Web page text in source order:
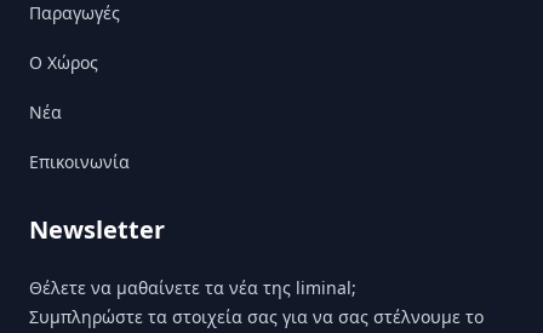
Παραγωγές
Ο Χώρος
Nέα
Επικοινωνία
Newsletter
Θέλετε να μαθαίνετε τα νέα της liminal;
Συμπληρώστε τα στοιχεία σας για να σας στέλνουμε το